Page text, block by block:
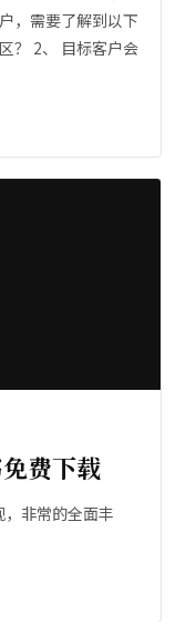
，需要了解到以下
？ 2、 目标客户会
费下载
非常的全面丰